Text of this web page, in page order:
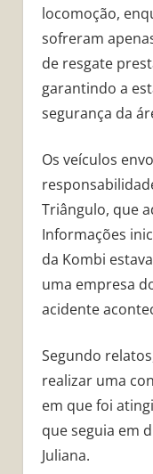
locomoção,
sofreram
de resgate
garantindo a
segurança da
Os veículos
Triângulo, que
Informações
da Kombi
uma empresa
acidente
Segundo
realizar uma
em que foi
que seguia em
Juliana.